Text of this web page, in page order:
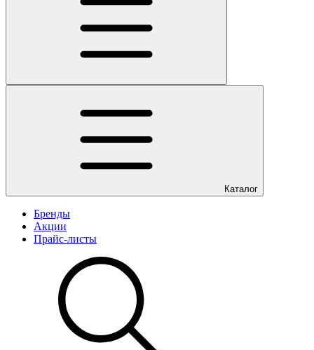
Каталог
Бренды
Акции
Прайс-листы